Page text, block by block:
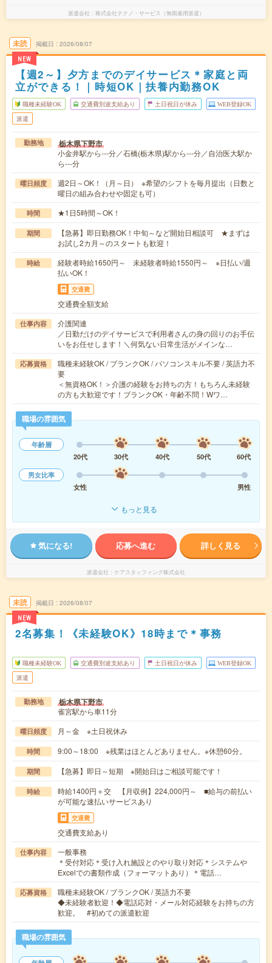
派遣会社 株式会社テクノ・サービス（無期雇用派遣）
未読
NEW
掲載日 2026/08/07
【週2～】夕方までのデイサービス＊家庭と両
立ができる！｜時短OK｜扶養内勤務OK
職種未経験OK 交通費別途支給あり 土日祝日が休み WEB登録OK
派遣
勤務地 栃木県下野市
小金井駅から---分／石橋(栃木県)駅から---分／自治医大駅か
ら---分
曜日頻度
週2日～OK！（月～日） ※希望のシフトを毎月提出（日数と
曜日の組み合わせや固定も可）
時間 ★1日5時間～OK！
期間
【急募】即日勤務OK！中旬～など開始日相談可 ★まずは
お試し2カ月～のスタートも歓迎！
時給
経験者時給1650円～ 未経験者時給1550円～ ※日払い/週
払いOK！
交通費
交通費全額支給
仕事内容
介護関連
／日勤だけのデイサービスで利用者さんの身の回りのお手伝
いをお任せします！＼何気ない日常生活がメインな…
応募資格
職種未経験OK / ブランクOK / パソコンスキル不要 / 英語力不
要
＜無資格OK！＞介護の経験をお持ちの方！もちろん未経験
の方も大歓迎です！ブランクOK・年齢不問！Wワ…
職場の雰囲気
年齢層
20代
30代 40代 50代
60代
男女比率
女性
男性
もっと見る
気になる! 応募へ進む 詳しく見る
派遣会社 ケアスタッフィング株式会社
未読
NEW
掲載日 2026/08/07
2名募集！《未経験OK》18時まで＊事務
職種未経験OK 交通費別途支給あり 土日祝日が休み WEB登録OK
派遣
勤務地 栃木県下野市
雀宮駅から車11分
曜日頻度 月～金 ※土日祝休み
時間 9:00～18:00 ※残業はほとんどありません。※休憩60分。
期間 【急募】即日～短期 ※開始日はご相談可能です！
時給
時給1400円＋交 【月収例】224,000円～ ■給与の前払い
が可能な速払いサービスあり
交通費
交通費支給あり
仕事内容
一般事務
＊受付対応＊受け入れ施設とのやり取り対応＊システムや
Excelでの書類作成（フォーマットあり）＊電話…
応募資格
職種未経験OK / ブランクOK / 英語力不要
◆未経験者歓迎！◆電話応対・メール対応経験をお持ちの方
歓迎。 #初めての派遣歓迎
職場の雰囲気